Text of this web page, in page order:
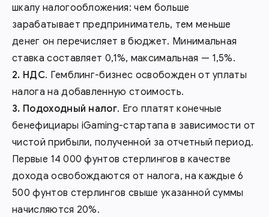
шкалу налогообложения: чем больше
зарабатывает предприниматель, тем меньше
денег он перечисляет в бюджет. Минимальная
ставка составляет 0,1%, максимальная — 1,5%.
НДС. Гемблинг-бизнес освобожден от уплаты
налога на добавленную стоимость.
Подоходный налог. Его платят конечные
бенефициары iGaming-стартапа в зависимости от
чистой прибыли, полученной за отчетный период.
Первые 14 000 фунтов стерлингов в качестве
дохода освобождаются от налога, на каждые 6
500 фунтов стерлингов свыше указанной суммы
начисляются 20%.